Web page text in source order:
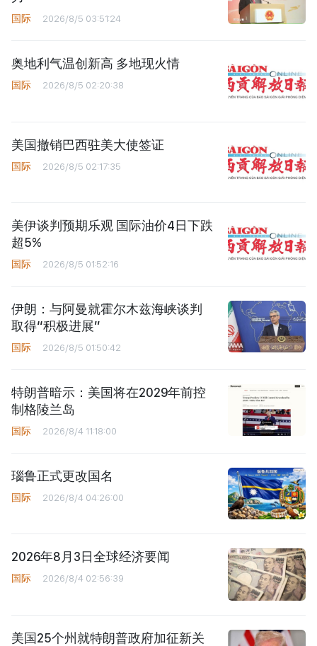
国际 2026/8/5 03:51:24
奥地利气温创新高 多地现火情
国际 2026/8/5 02:20:38
美国撤销巴西驻美大使签证
国际 2026/8/5 02:17:35
美伊谈判预期乐观 国际油价4日下跌
超5%
国际 2026/8/5 01:52:16
伊朗：与阿曼就霍尔木兹海峡谈判
取得“积极进展”
国际 2026/8/5 01:50:42
特朗普暗示：美国将在2029年前控
制格陵兰岛
国际 2026/8/4 11:18:00
瑙鲁正式更改国名
国际 2026/8/4 04:26:00
2026年8月3日全球经济要闻
国际 2026/8/4 02:56:39
美国25个州就特朗普政府加征新关